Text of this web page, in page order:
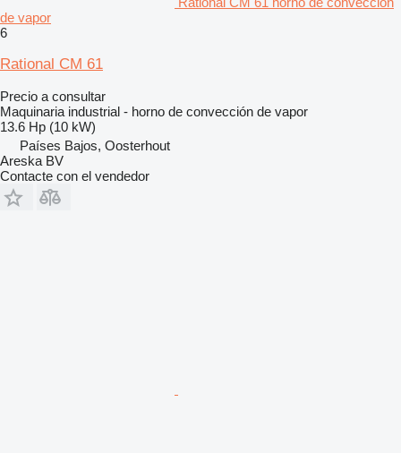
de vapor
6
Rational CM 61
Precio a consultar
Maquinaria industrial - horno de convección de vapor
13.6 Hp (10 kW)
Países Bajos, Oosterhout
Areska BV
Contacte con el vendedor